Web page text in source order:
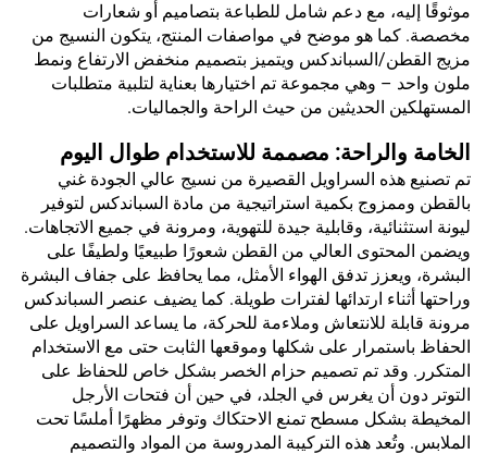
موثوقًا إليه، مع دعم شامل للطباعة بتصاميم أو شعارات
مخصصة. كما هو موضح في مواصفات المنتج، يتكون النسيج من
مزيج القطن/السباندكس ويتميز بتصميم منخفض الارتفاع ونمط
ملون واحد – وهي مجموعة تم اختيارها بعناية لتلبية متطلبات
المستهلكين الحديثين من حيث الراحة والجماليات.
الخامة والراحة: مصممة للاستخدام طوال اليوم
تم تصنيع هذه السراويل القصيرة من نسيج عالي الجودة غني
بالقطن وممزوج بكمية استراتيجية من مادة السباندكس لتوفير
ليونة استثنائية، وقابلية جيدة للتهوية، ومرونة في جميع الاتجاهات.
ويضمن المحتوى العالي من القطن شعورًا طبيعيًا ولطيفًا على
البشرة، ويعزز تدفق الهواء الأمثل، مما يحافظ على جفاف البشرة
وراحتها أثناء ارتدائها لفترات طويلة. كما يضيف عنصر السباندكس
مرونة قابلة للانتعاش وملاءمة للحركة، ما يساعد السراويل على
الحفاظ باستمرار على شكلها وموقعها الثابت حتى مع الاستخدام
المتكرر. وقد تم تصميم حزام الخصر بشكل خاص للحفاظ على
التوتر دون أن يغرس في الجلد، في حين أن فتحات الأرجل
المخيطة بشكل مسطح تمنع الاحتكاك وتوفر مظهرًا أملسًا تحت
الملابس. وتُعد هذه التركيبة المدروسة من المواد والتصميم